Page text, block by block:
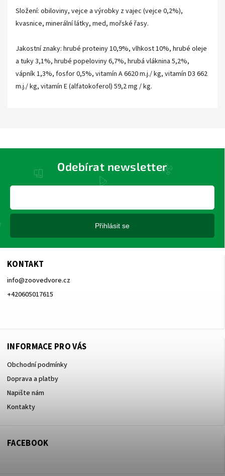
Složení: obiloviny, vejce a výrobky z vajec (vejce 0,2%),
kvasnice, minerální látky, med, mořské řasy.
Jakostní znaky: hrubé proteiny 10,9%, vlhkost 10%, hrubé oleje
a tuky 3,1%, hrubé popeloviny 6,7%, hrubá vláknina 5,2%,
vápník 1,3%, fosfor 0,5%, vitamín A 6620 m.j./ kg, vitamín D3 662
m.j./ kg, vitamín E (alfatokoferol) 59,2 mg / kg.
KONTAKT
info@zoovedvore.cz
+420605017615
INFORMACE PRO VÁS
Obchodní podmínky
Doprava a platby
Napište nám
Kontakty
Odebírat newsletter
Přihlásit se
FACEBOOK